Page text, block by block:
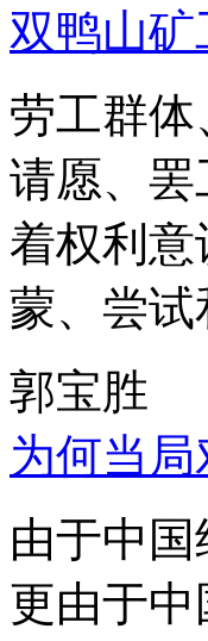
双鸭山矿
劳工群
请愿、
着权利
蒙、尝试
郭宝胜
为何当
由于中
更由于